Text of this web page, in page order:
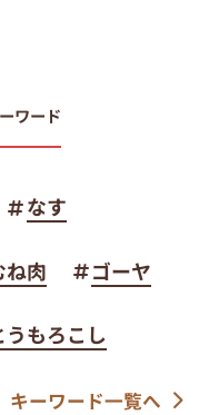
ワード
なす
ね肉 ゴーヤ
うもろこし
キーワード一覧へ